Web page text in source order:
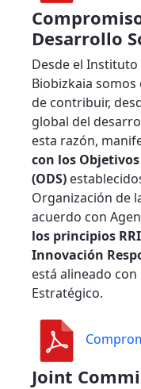
Desarrollo
Desde el
Biobizkaia
de contribuir,
global del
esta razón,
con los
(ODS)
Organización de
acuerdo con
los principios
Innovación
está alineado
Estratégico.
Joint